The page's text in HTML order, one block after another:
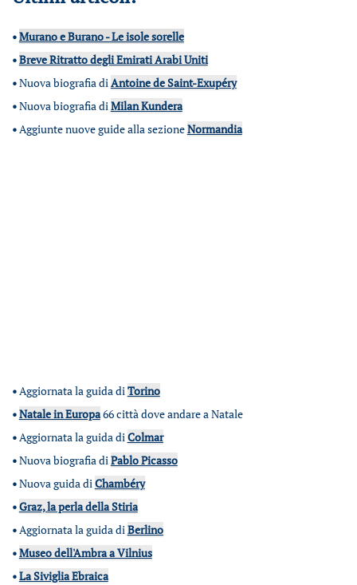
•Murano e Burano - Le isole sorelle
•Breve Ritratto degli Emirati Arabi Uniti
•Nuova biografia diAntoine de Saint-Exupéry
•Nuova biografia diMilan Kundera
•Aggiunte nuove guide alla sezioneNormandia
•Aggiornata la guida diTorino
•Natale in Europa66 città dove andare a Natale
•Aggiornata la guida diColmar
•Nuova biografia diPablo Picasso
•Nuova guida diChambéry
•Graz, la perla della Stiria
•Aggiornata la guida diBerlino
•Museo dell'Ambra a Vilnius
•La Siviglia Ebraica